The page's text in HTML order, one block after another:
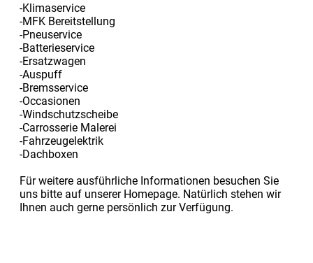
-Klimaservice
-MFK Bereitstellung
-Pneuservice
-Batterieservice
-Ersatzwagen
-Auspuff
-Bremsservice
-Occasionen
-Windschutzscheibe
-Carrosserie Malerei
-Fahrzeugelektrik
-Dachboxen
Für weitere ausführliche Informationen besuchen Sie
uns bitte auf unserer Homepage. Natürlich stehen wir
Ihnen auch gerne persönlich zur Verfügung.